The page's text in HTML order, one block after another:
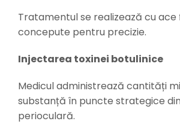
Tratamentul se realizează cu ace
concepute pentru precizie.
Injectarea toxinei botulinice
Medicul administrează cantități
substanță în puncte strategice
perioculară.